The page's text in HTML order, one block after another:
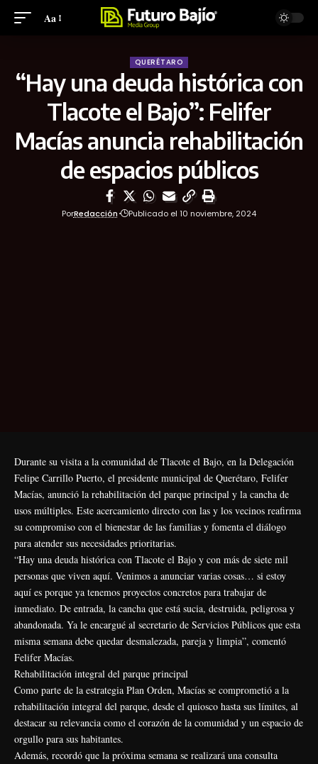
Aa
QUERÉTARO
“Hay una deuda histórica con
Tlacote el Bajo”: Felifer
Macías anuncia rehabilitación
de espacios públicos
PorRedacción Publicado el 10 noviembre, 2024
Durante su visita a la comunidad de Tlacote el Bajo, en la Delegación
Felipe Carrillo Puerto, el presidente municipal de Querétaro, Felifer
Macías, anunció la rehabilitación del parque principal y la cancha de
usos múltiples. Este acercamiento directo con las y los vecinos reafirma
su compromiso con el bienestar de las familias y fomenta el diálogo
para atender sus necesidades prioritarias.
“Hay una deuda histórica con Tlacote el Bajo y con más de siete mil
personas que viven aquí. Venimos a anunciar varias cosas… si estoy
aquí es porque ya tenemos proyectos concretos para trabajar de
inmediato. De entrada, la cancha que está sucia, destruida, peligrosa y
abandonada. Ya le encargué al secretario de Servicios Públicos que esta
misma semana debe quedar desmalezada, pareja y limpia”, comentó
Felifer Macías.
Rehabilitación integral del parque principal
Como parte de la estrategia Plan Orden, Macías se comprometió a la
rehabilitación integral del parque, desde el quiosco hasta sus límites, al
destacar su relevancia como el corazón de la comunidad y un espacio de
orgullo para sus habitantes.
Además, recordó que la próxima semana se realizará una consulta